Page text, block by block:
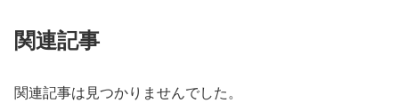
関連記事
関連記事は見つかりませんでした。